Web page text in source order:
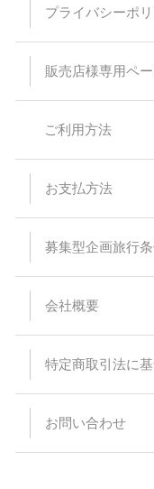
乳児（0～1歳）の
予約時の集客状況に
特に記載のない限り
バスの乗車運賃は
付後または旅行代金
ちすることは出来ま
お見えにならない場
場所にて停留所の案
来ません。
ので、予めご了承く
より予定通り運行で
れませんので予めご
バスのトランクに預
りたたみ自転車など
手荷物、貴重品は
プライバシーポ
販売店様専用ペ
ご利用方法
お支払方法
募集型企画旅行
会社概要
特定商取引法に
お問い合わせ